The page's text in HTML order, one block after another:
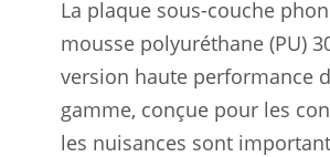
La plaque sous-couche
mousse polyuréthane (PU)
version haute performance
gamme, conçue pour les
les nuisances sont